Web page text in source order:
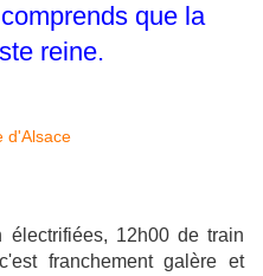
que la
reine.
électrifiées, 12h00 de train
franchement galère et